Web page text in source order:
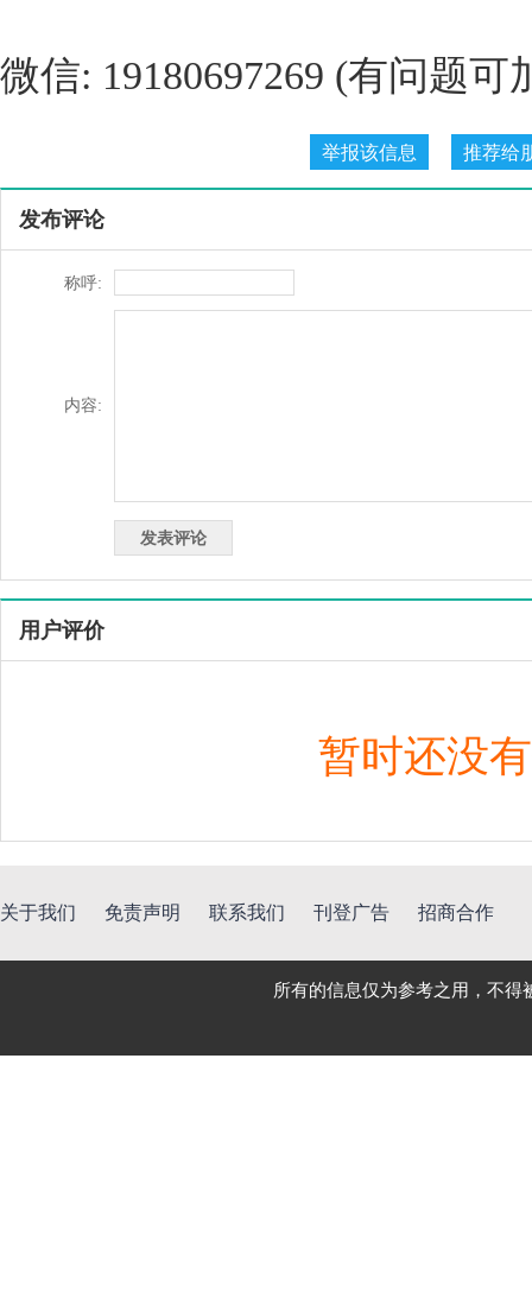
微信: 19180697269 (有问题
发布评论
称呼:
内容:
用户评价
暂时还没
关于我们 免责声明 联系我们 刊登广告 招商合作
所有的信息仅为参考之用，不